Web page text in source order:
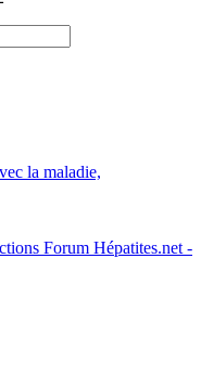
la maladie,
Forum Hépatites.net -